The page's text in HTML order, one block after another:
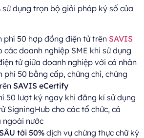
sử dụng trọn bộ giải pháp ký số của
phí 50 hợp đồng điện tử trên SAVIS
các doanh nghiệp SME khi sử dụng
tử giữa doanh nghiệp với cá nhân
phí 50 bằng cấp, chứng chỉ, chứng
SAVIS eCertify
50 lượt ký ngay khi đăng kí sử dụng
SigningHub cho các tổ chức, cá
ngoài nước
tới 50% dịch vụ chứng thực chữ ký